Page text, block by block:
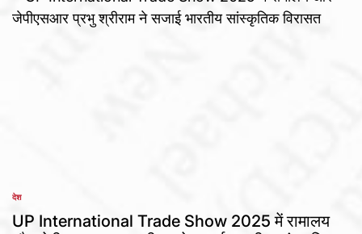
POSTED
IN
देश
UP International Trade Show 2025 में रामालय